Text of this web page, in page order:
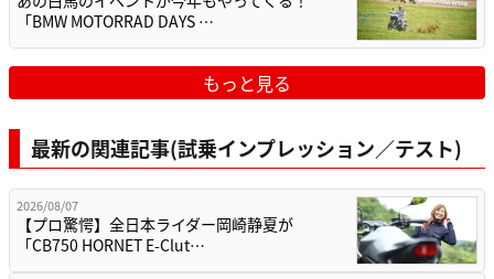
「BMW MOTORRAD DAYS …
もっと見る
最新の関連記事(試乗インプレッション／テスト)
2026/08/07
【プロ驚愕】全日本ライダー岡崎静夏が
「CB750 HORNET E-Clut…